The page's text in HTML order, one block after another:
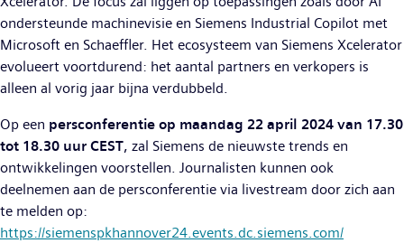
ondersteunde machinevisie en Siemens Industrial Copilot met
Microsoft en Schaeffler. Het ecosysteem van Siemens Xcelerator
evolueert voortdurend: het aantal partners en verkopers is
alleen al vorig jaar bijna verdubbeld.
Op een persconferentie op maandag 22 april 2024 van 17.30
tot 18.30 uur CEST, zal Siemens de nieuwste trends en
ontwikkelingen voorstellen. Journalisten kunnen ook
deelnemen aan de persconferentie via livestream door zich aan
te melden op:
https://siemenspkhannover24.events.dc.siemens.com/